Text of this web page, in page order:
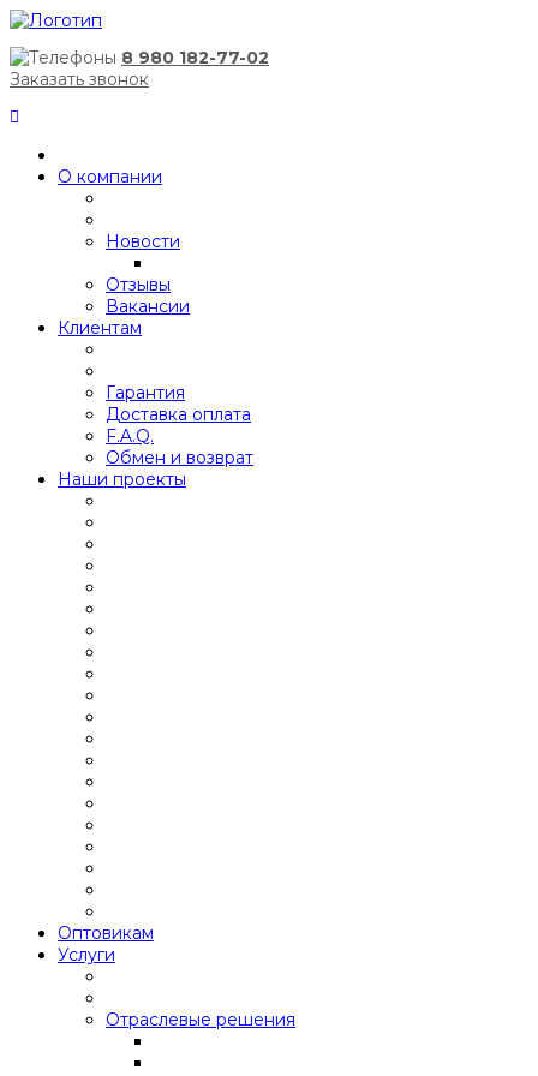
8 980 182-77-02
Заказать звонок
О компании
Новости
Отзывы
Вакансии
Клиентам
Гарантия
Доставка оплата
F.A.Q.
Обмен и возврат
Наши проекты
Оптовикам
Услуги
Отраслевые решения